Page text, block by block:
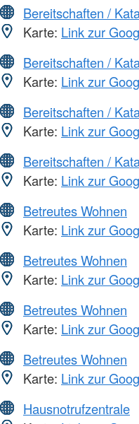
Bereitschaften /
Karte: Link zur
Bereitschaften /
Karte: Link zur
Bereitschaften /
Karte: Link zur
Bereitschaften /
Karte: Link zur
Betreutes Wohnen
Karte: Link zur
Betreutes Wohnen
Karte: Link zur
Betreutes Wohnen
Karte: Link zur
Betreutes Wohnen
Karte: Link zur
Hausnotrufzentrale